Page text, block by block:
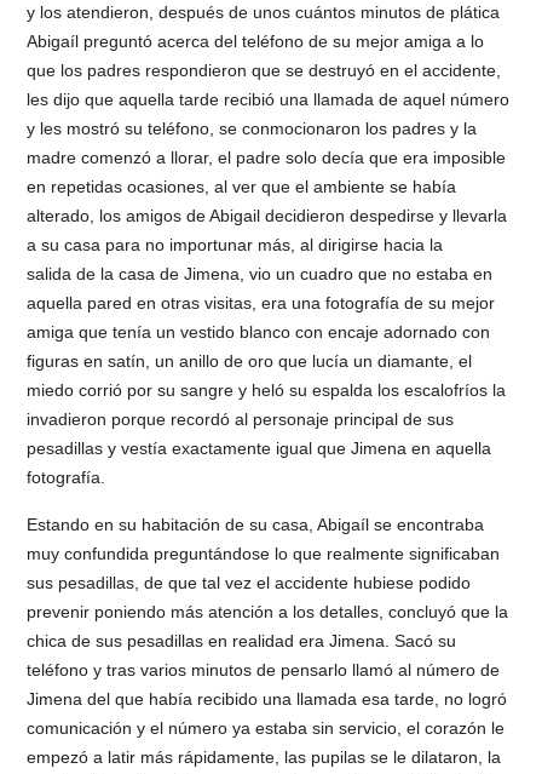
y los atendieron, después de unos cuántos minutos de plática
Abigaíl preguntó acerca del teléfono de su mejor amiga a lo
que los padres respondieron que se destruyó en el accidente,
les dijo que aquella tarde recibió una llamada de aquel número
y les mostró su teléfono, se conmocionaron los padres y la
madre comenzó a llorar, el padre solo decía que era imposible
en repetidas ocasiones, al ver que el ambiente se había
alterado, los amigos de Abigail decidieron despedirse y llevarla
a su casa para no importunar más, al dirigirse hacia la
salida de la casa de Jimena, vio un cuadro que no estaba en
aquella pared en otras visitas, era una fotografía de su mejor
amiga que tenía un vestido blanco con encaje adornado con
figuras en satín, un anillo de oro que lucía un diamante, el
miedo corrió por su sangre y heló su espalda los escalofríos la
invadieron porque recordó al personaje principal de sus
pesadillas y vestía exactamente igual que Jimena en aquella
fotografía.
Estando en su habitación de su casa, Abigaíl se encontraba
muy confundida preguntándose lo que realmente significaban
sus pesadillas, de que tal vez el accidente hubiese podido
prevenir poniendo más atención a los detalles, concluyó que la
chica de sus pesadillas en realidad era Jimena. Sacó su
teléfono y tras varios minutos de pensarlo llamó al número de
Jimena del que había recibido una llamada esa tarde, no logró
comunicación y el número ya estaba sin servicio, el corazón le
empezó a latir más rápidamente, las pupilas se le dilataron, la